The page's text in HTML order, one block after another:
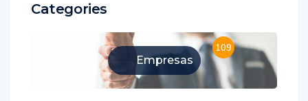
Categories
Empresas
109